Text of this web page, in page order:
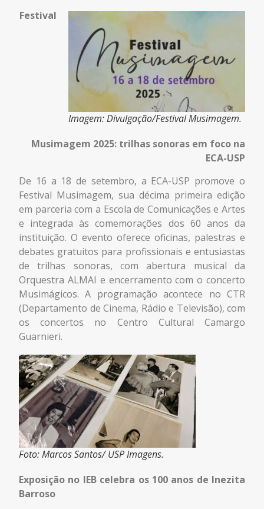
Imagem: Divulgação/Festival Musimagem.
Festival
Musimagem 2025: trilhas sonoras em foco na
ECA-USP
De 16 a 18 de setembro, a ECA-USP promove o
Festival Musimagem, sua décima primeira edição
em parceria com a Escola de Comunicações e Artes
e integrada às comemorações dos 60 anos da
instituição. O evento oferece oficinas, palestras e
debates gratuitos para profissionais e entusiastas
de trilhas sonoras, com abertura musical da
Orquestra ALMAI e encerramento com o concerto
Musimágicos. A programação acontece no CTR
(Departamento de Cinema, Rádio e Televisão), com
os concertos no Centro Cultural Camargo
Guarnieri.
Foto: Marcos Santos/ USP Imagens.
Exposição no IEB celebra os 100 anos de Inezita
Barroso